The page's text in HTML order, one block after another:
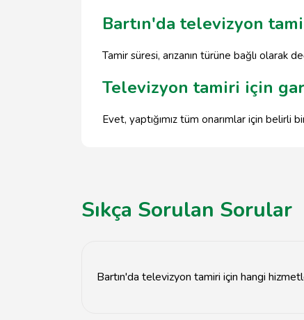
Bartın'da televizyon
Tamir süresi, arızanın türüne bağlı olarak
Televizyon tamiri için
Evet, yaptığımız tüm onarımlar için
Sıkça Sorulan Sorular
Bartın'da televizyon tamiri için hangi